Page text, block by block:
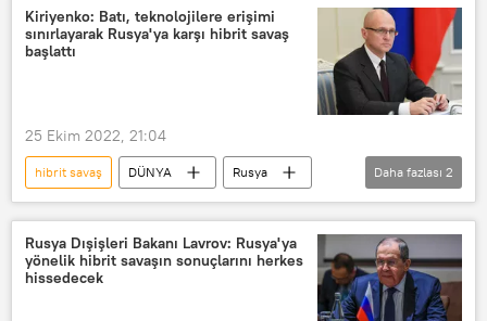
ABD
Rusya-ABD İlişkileri
Ukrayna
Ukrayna krizi
Kiriyenko: Batı, teknolojilere erişimi
sınırlayarak Rusya'ya karşı hibrit savaş
başlattı
25 Ekim 2022, 21:04
hibrit savaş DÜNYA
Rusya
Batı
NATO
Daha fazlası 2
Rusya Dışişleri Bakanı Lavrov: Rusya'ya
yönelik hibrit savaşın sonuçlarını herkes
hissedecek